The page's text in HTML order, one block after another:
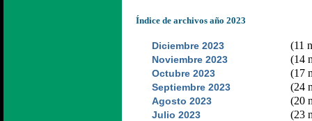
Índice de archivos año 2023
Diciembre 2023 (11
Noviembre 2023 (14
Octubre 2023 (17
Septiembre 2023 (24
Agosto 2023 (20
Julio 2023 (23